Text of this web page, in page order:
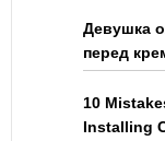
Девушка
перед
10
Installing